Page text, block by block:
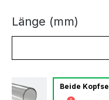
Länge (mm)
Beide